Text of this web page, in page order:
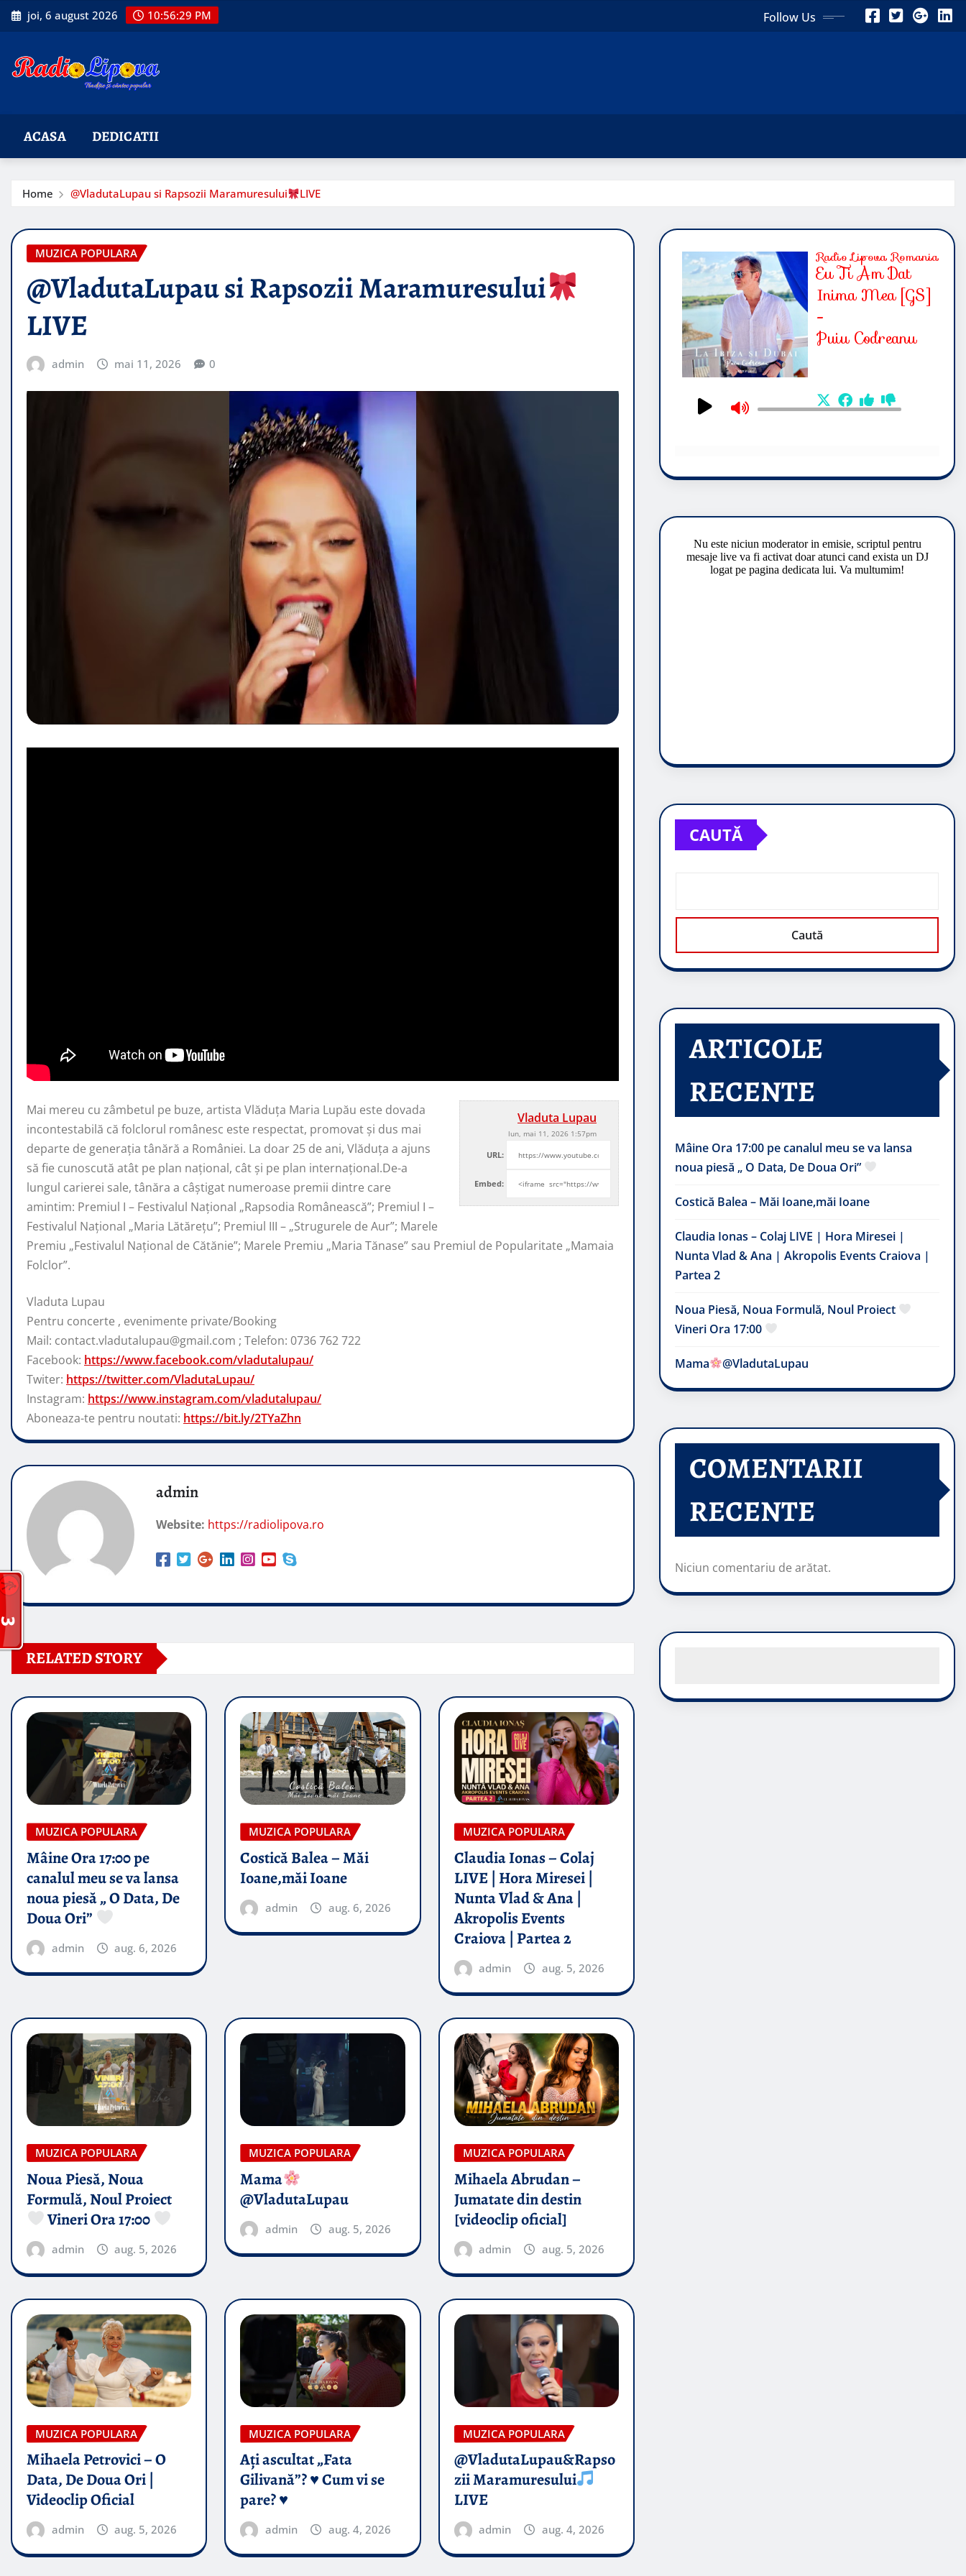
Skip
to
joi, 6 august 2026 10:56:31 PM Follow Us
ACASA DEDICATII
Home @VladutaLupau si Rapsozii Maramuresului LIVE
MUZICA POPULARA
@VladutaLupau si Rapsozii Maramuresului
LIVE
admin mai 11, 2026 0
Vladuta Lupau
lun, mai 11, 2026 1:57pm
URL:
Embed:
Mai mereu cu zâmbetul pe buze, artista Vlăduța Maria Lupău este dovada
incontestabilă că folclorul românesc este respectat, promovat şi dus mai
departe de generaţia tânără a României. La doar 25 de ani, Vlăduța a ajuns
să fie cunoscută atât pe plan naţional, cât şi pe plan internaţional.De-a
lungul carierei sale, tânăra a câştigat numeroase premii dintre care
amintim: Premiul I – Festivalul Național „Rapsodia Românească”; Premiul I –
Festivalul Național „Maria Lătărețu”; Premiul III – „Strugurele de Aur”; Marele
Premiu „Festivalul Național de Cătănie”; Marele Premiu „Maria Tănase” sau Premiul de Popularitate „Mamaia
Folclor”.
Vladuta Lupau
Pentru concerte , evenimente private/Booking
Mail: contact.vladutalupau@gmail.com ; Telefon: 0736 762 722
Facebook: https://www.facebook.com/vladutalupau/
Twiter: https://twitter.com/VladutaLupau/
Instagram: https://www.instagram.com/vladutalupau/
Aboneaza-te pentru noutati: https://bit.ly/2TYaZhn
admin
Website: https://radiolipova.ro
RELATED STORY
MUZICA POPULARA
Mâine Ora 17:00 pe
canalul meu se va lansa
noua piesă „ O Data, De
Doua Ori”
admin aug. 6, 2026
MUZICA POPULARA
Costică Balea – Măi
Ioane,măi Ioane
admin aug. 6, 2026
MUZICA POPULARA
Claudia Ionas – Colaj
LIVE | Hora Miresei |
Nunta Vlad & Ana |
Akropolis Events
Craiova | Partea 2
admin aug. 5, 2026
MUZICA POPULARA
Noua Piesă, Noua
Formulă, Noul Proiect
Vineri Ora 17:00
admin aug. 5, 2026
MUZICA POPULARA
Mama
@VladutaLupau
admin aug. 5, 2026
MUZICA POPULARA
Mihaela Abrudan –
Jumatate din destin
[videoclip oficial]
admin aug. 5, 2026
MUZICA POPULARA
Mihaela Petrovici – O
Data, De Doua Ori |
Videoclip Oficial
admin aug. 5, 2026
MUZICA POPULARA
Ați ascultat „Fata
Gilivană”? ♥️ Cum vi se
pare? ♥️
admin aug. 4, 2026
MUZICA POPULARA
@VladutaLupau&Rapso
zii Maramuresului
LIVE
admin aug. 4, 2026
CAUTĂ
Caută
ARTICOLE
RECENTE
Mâine Ora 17:00 pe canalul meu se va lansa
noua piesă „ O Data, De Doua Ori”
Costică Balea – Măi Ioane,măi Ioane
Claudia Ionas – Colaj LIVE | Hora Miresei |
Nunta Vlad & Ana | Akropolis Events Craiova |
Partea 2
Noua Piesă, Noua Formulă, Noul Proiect
Vineri Ora 17:00
Mama @VladutaLupau
COMENTARII
RECENTE
Niciun comentariu de arătat.